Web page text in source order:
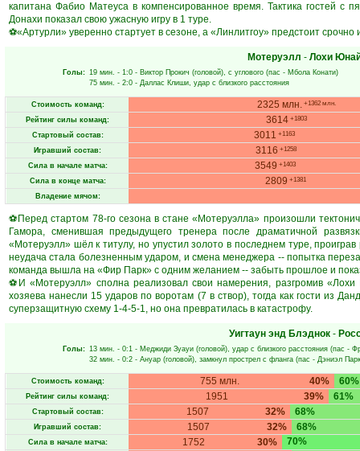
капитана Фабио Матеуса в компенсированное время. Тактика гостей с
Донахи показал свою ужасную игру в 1 туре.
⚽«Артурли» уверенно стартует в сезоне, а «Линлитгоу» предстоит срочно
Мотеруэлл - Лохи
Голы: 19 мин. - 1:0 - Виктор Прокич (головой), с углового (пас - Мбола Конати)
75 мин. - 2:0 - Даллас Клиши, удар с близкого расстояния
Стоимость команд: 2325 млн. +1362 млн.
Рейтинг силы команд: 3614 +1803
Стартовый состав: 3011 +1163
Игравший состав: 3116 +1258
Сила в начале матча: 3549 +1403
Сила в конце матча: 2809 +1381
Владение мячом:
⚽Перед стартом 78-го сезона в стане «Мотеруэлла» произошли
Гамора, сменившая предыдущего тренера после драматичной
«Мотеруэлл» шёл к титулу, но упустил золото в последнем туре,
неудача стала болезненным ударом, и смена менеджера -- попытка
команда вышла на «Фир Парк» с одним желанием -- забыть прошлое и
⚽И «Мотеруэлл» сполна реализовал свои намерения, разгромив
хозяева нанесли 15 ударов по воротам (7 в створ), тогда как гости из
суперзащитную схему 1-4-5-1, но она превратилась в катастрофу.
Уигтаун энд Блэднок -
Голы: 13 мин. - 0:1 - Меджиди Зуауи (головой), удар с близкого расстояния (пас -
32 мин. - 0:2 - Ануар (головой), замкнул прострел с фланга (пас - Дэниэл Парк
Стоимость команд: 40%
755 млн. 60%
Рейтинг силы команд: 39%
1951 61%
Стартовый состав: 32%
1507 68%
Игравший состав: 32%
1507 68%
Сила в начале матча: 30%
1752 70%